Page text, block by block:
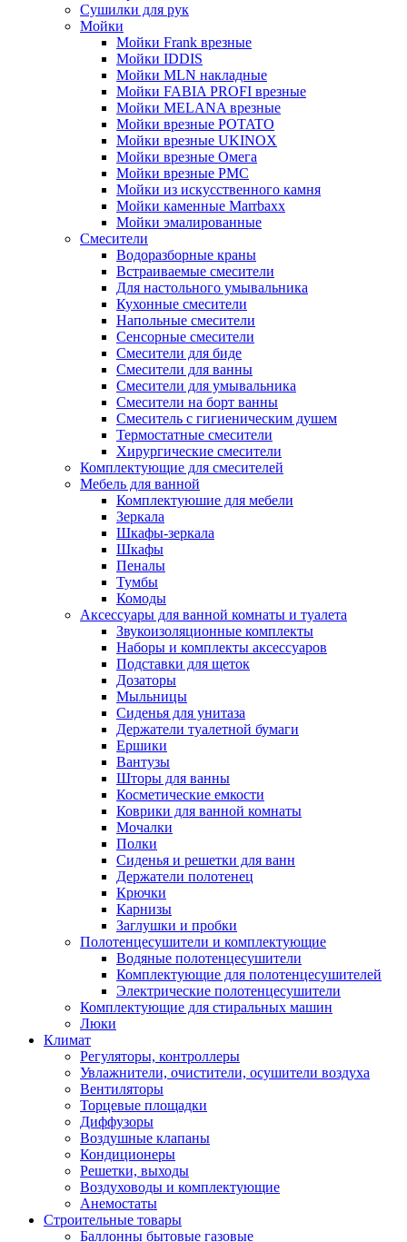
Сушилки для рук
Мойки
Мойки Frank врезные
Мойки IDDIS
Мойки MLN накладные
Мойки FABIA PROFI врезные
Мойки MELANA врезные
Мойки врезные POTATO
Мойки врезные UKINOX
Мойки врезные Омега
Мойки врезные РМС
Мойки из искусственного камня
Мойки каменные Marrbaxx
Мойки эмалированные
Смесители
Водоразборные краны
Встраиваемые смесители
Для настольного умывальника
Кухонные смесители
Напольные смесители
Сенсорные смесители
Смесители для биде
Смесители для ванны
Смесители для умывальника
Смесители на борт ванны
Смеситель с гигиеническим душем
Термостатные смесители
Хирургические смесители
Комплектующие для смесителей
Мебель для ванной
Комплектуюшие для мебели
Зеркала
Шкафы-зеркала
Шкафы
Пеналы
Тумбы
Комоды
Аксессуары для ванной комнаты и туалета
Звукоизоляционные комплекты
Наборы и комплекты аксессуаров
Подставки для щеток
Дозаторы
Мыльницы
Сиденья для унитаза
Держатели туалетной бумаги
Ершики
Вантузы
Шторы для ванны
Косметические емкости
Коврики для ванной комнаты
Мочалки
Полки
Сиденья и решетки для ванн
Держатели полотенец
Крючки
Карнизы
Заглушки и пробки
Полотенцесушители и комплектующие
Водяные полотенцесушители
Комплектующие для полотенцесушителей
Электрические полотенцесушители
Комплектующие для стиральных машин
Люки
Климат
Регуляторы, контроллеры
Увлажнители, очистители, осушители воздуха
Вентиляторы
Торцевые площадки
Диффузоры
Воздушные клапаны
Кондиционеры
Решетки, выходы
Воздуховоды и комплектующие
Анемостаты
Строительные товары
Баллонны бытовые газовые